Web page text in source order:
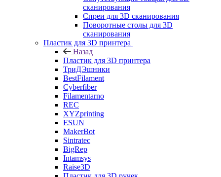
сканирования
Спреи для 3D сканирования
Поворотные столы для 3D
сканирования
Пластик для 3D принтера
Назад
Пластик для 3D принтера
ТриДЭшники
BestFilament
Cyberfiber
Filamentarno
REC
XYZprinting
ESUN
MakerBot
Sintratec
BigRep
Intamsys
Raise3D